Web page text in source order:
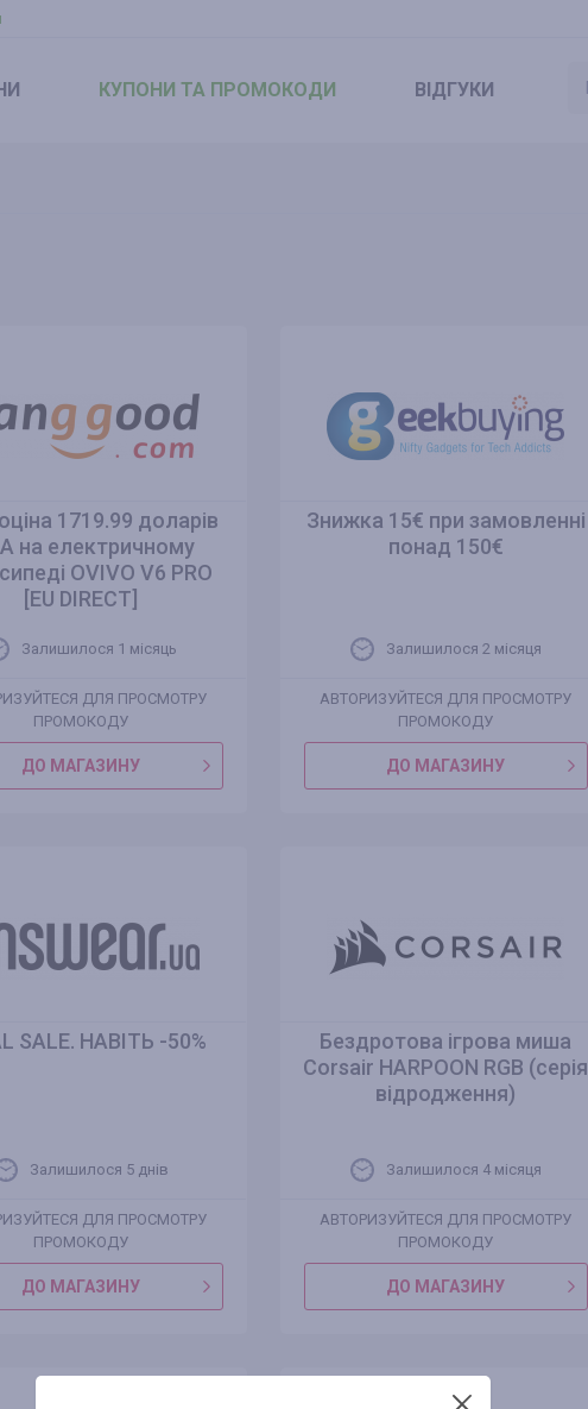
КУПОНИ ТА ПРОМОКОДИ ВІДГУКИ
1719.99 доларів
на електричному
OVIVO V6 PRO
[EU DIRECT]
Залишилося 1 місяць
ДЛЯ ПРОСМОТРУ
ПРОМОКОДУ
ДО МАГАЗИНУ
Знижка 15€ при замовленні
понад 150€
Залишилося 2 місяця
АВТОРИЗУЙТЕСЯ ДЛЯ ПРОСМОТРУ
ПРОМОКОДУ
ДО МАГАЗИНУ
SALE. НАВІТЬ -50%
Залишилося 5 днів
ДЛЯ ПРОСМОТРУ
ПРОМОКОДУ
ДО МАГАЗИНУ
Бездротова ігрова миша
Corsair HARPOON RGB (серія
відродження)
Залишилося 4 місяця
АВТОРИЗУЙТЕСЯ ДЛЯ ПРОСМОТРУ
ПРОМОКОДУ
ДО МАГАЗИНУ